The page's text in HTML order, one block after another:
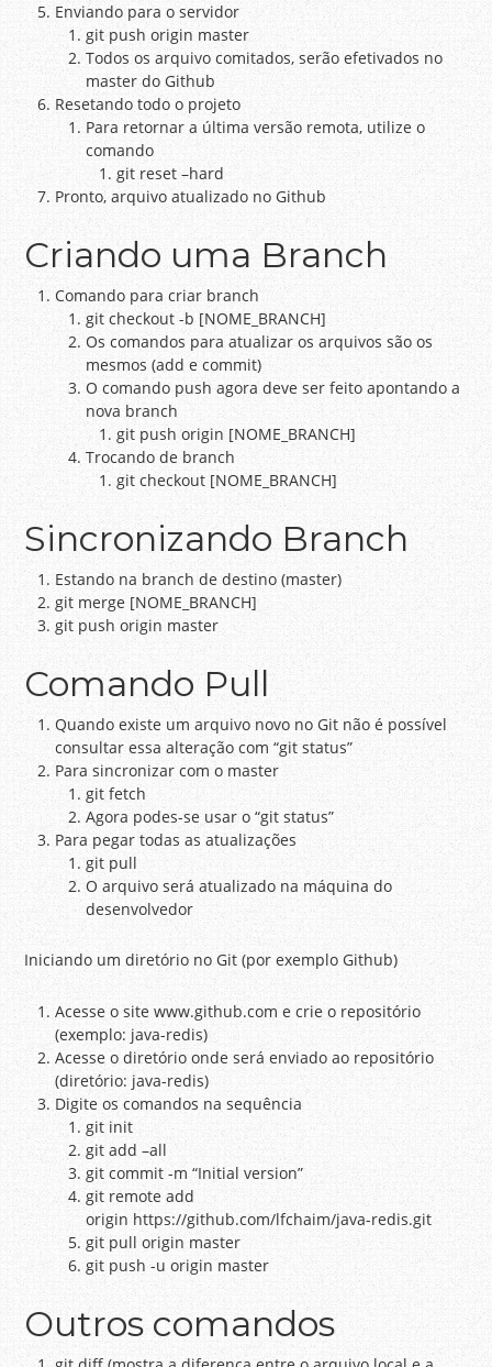
Enviando para o servidor
git push origin master
Todos os arquivo comitados, serão efetivados no
master do Github
Resetando todo o projeto
Para retornar a última versão remota, utilize o
comando
git reset –hard
Pronto, arquivo atualizado no Github
Criando uma Branch
Comando para criar branch
git checkout -b [NOME_BRANCH]
Os comandos para atualizar os arquivos são os
mesmos (add e commit)
O comando push agora deve ser feito apontando a
nova branch
git push origin [NOME_BRANCH]
Trocando de branch
git checkout [NOME_BRANCH]
Sincronizando Branch
Estando na branch de destino (master)
git merge [NOME_BRANCH]
git push origin master
Comando Pull
Quando existe um arquivo novo no Git não é possível
consultar essa alteração com “git status”
Para sincronizar com o master
git fetch
Agora podes-se usar o “git status”
Para pegar todas as atualizações
git pull
O arquivo será atualizado na máquina do
desenvolvedor
Iniciando um diretório no Git (por exemplo Github)
Acesse o site www.github.com e crie o repositório
(exemplo: java-redis)
Acesse o diretório onde será enviado ao repositório
(diretório: java-redis)
Digite os comandos na sequência
git init
git add –all
git commit -m “Initial version”
git remote add
origin https://github.com/lfchaim/java-redis.git
git pull origin master
git push -u origin master
Outros comandos